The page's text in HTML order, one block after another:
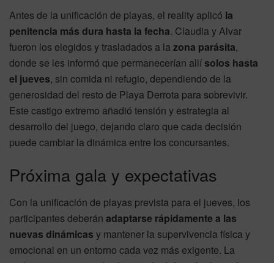
Antes de la unificación de playas, el reality aplicó la
penitencia más dura hasta la fecha. Claudia y Alvar
fueron los elegidos y trasladados a la zona parásita,
donde se les informó que permanecerían allísolos hasta
el jueves, sin comida ni refugio, dependiendo de la
generosidad del resto de Playa Derrota para sobrevivir.
Este castigo extremo añadió tensión y estrategia al
desarrollo del juego, dejando claro que cada decisión
puede cambiar la dinámica entre los concursantes.
Próxima gala y expectativas
Con la unificación de playas prevista para el jueves, los
participantes deberán adaptarse rápidamente a las
nuevas dinámicas y mantener la supervivencia física y
emocional en un entorno cada vez más exigente. La